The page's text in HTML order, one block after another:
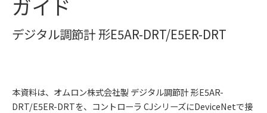
ガイド
デジタル調節計 形E5AR-DRT/E5ER-DRT
本資料は、オムロン株式会社製 デジタル調節計 形E5AR-
DRT/E5ER-DRTを、コントローラ CJシリーズにDeviceNetで接